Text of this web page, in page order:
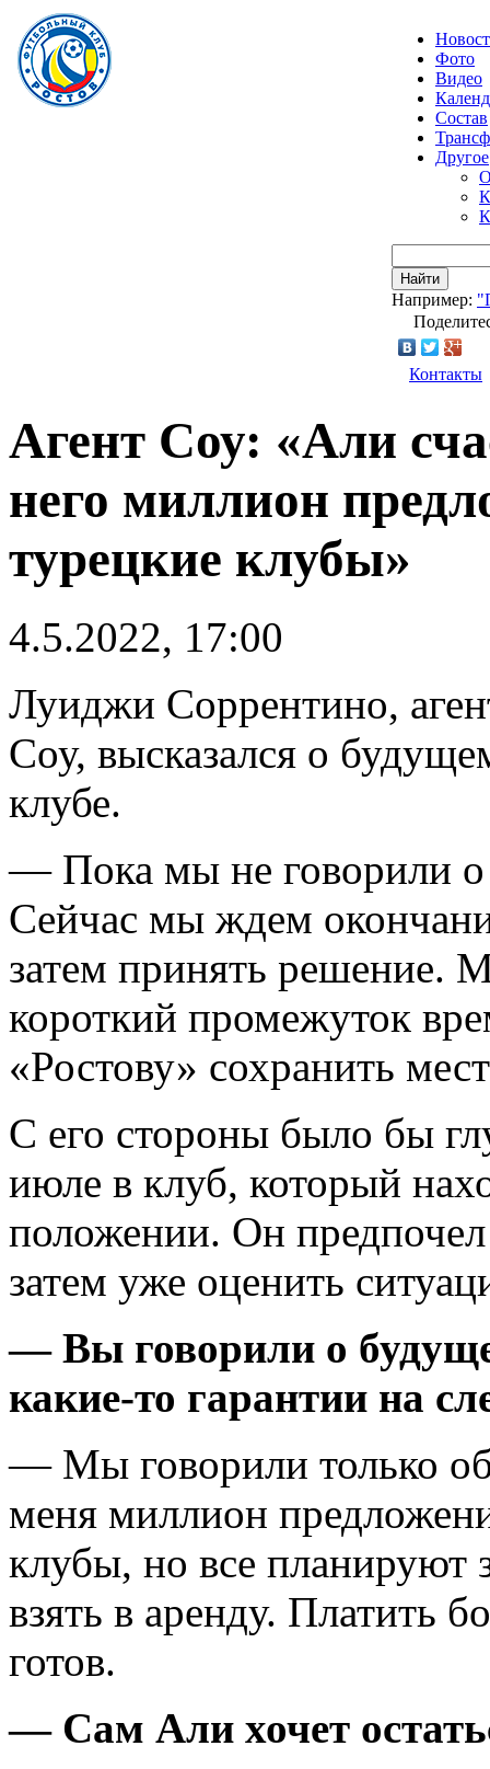
Фото
Видео
Состав
Другое
Найти
Например:
Контакты
Агент Соу: «Али
него миллион
турецкие клубы»
4.5.2022, 17:00
Луиджи Соррентино,
Соу, высказался о
клубе.
— Пока мы не говорили о
Сейчас мы ждем
затем принять решение.
короткий промежуток
«Ростову» сохранить
С его стороны было бы
июле в клуб, который
положении. Он предпочел
затем уже оценить
— Вы говорили о
какие-то гарантии на
— Мы говорили только
меня миллион
клубы, но все планируют
взять в аренду. Платить
готов.
— Сам Али хочет